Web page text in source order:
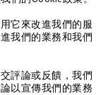
它來改進我們的服
我們的業務和我們
評論或反饋，我們
以宣傳我們的業務